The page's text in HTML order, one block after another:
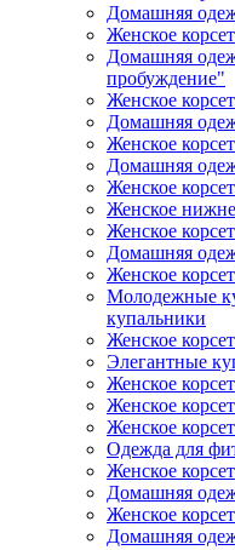
Домашняя
Женское
Домашняя
пробуждение"
Женское
Домашняя
Женское
Домашняя
Женское
Женское
Женское
Домашняя
Женское
Молодежные
купальники
Женское
Элегантные
Женское
Женское
Женское
Одежда для
Женское
Домашняя
Женское
Домашняя